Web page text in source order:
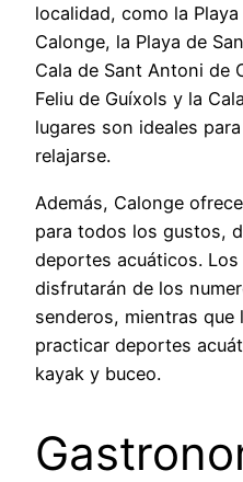
localidad, como la
Calonge, la Playa de
Cala de Sant Antoni de
Feliu de Guíxols y la
lugares son ideales
relajarse.
Además, Calonge
para todos los gustos,
deportes acuáticos.
disfrutarán de los
senderos, mientras
practicar deportes
kayak y buceo.